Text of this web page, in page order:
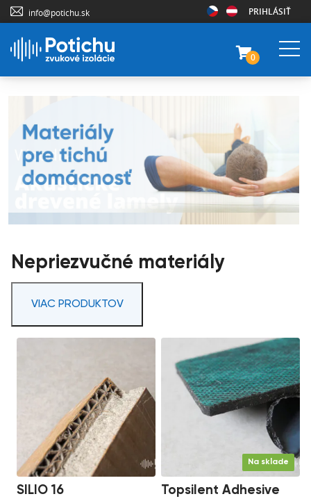
info@potichu.sk PRIHLÁSIŤ
0
Nepriezvučné materiály
VIAC PRODUKTOV
SILIO 16
Na sklade
Topsilent Adhesive